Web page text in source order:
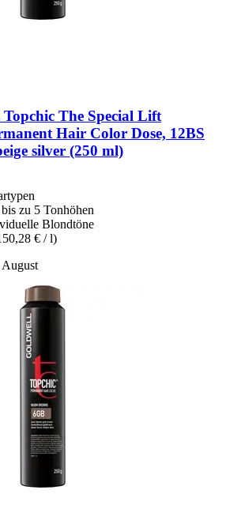
Topchic The Special Lift
Hair Color Dose, 12BS
silver (250 ml)
zu 5 Tonhöhen
Blondtöne
€ / l)